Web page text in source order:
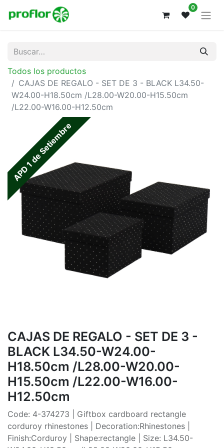
0
Todos los productos
CAJAS DE REGALO - SET DE 3 - BLACK L34.50-
W24.00-H18.50cm /L28.00-W20.00-H15.50cm
/L22.00-W16.00-H12.50cm
APD 1 de Setiembre
CAJAS DE REGALO - SET DE 3 -
BLACK L34.50-W24.00-
H18.50cm /L28.00-W20.00-
H15.50cm /L22.00-W16.00-
H12.50cm
Code: 4-374273 | Giftbox cardboard rectangle
corduroy rhinestones | Decoration:Rhinestones |
Finish:Corduroy | Shape:rectangle | Size: L34.50-